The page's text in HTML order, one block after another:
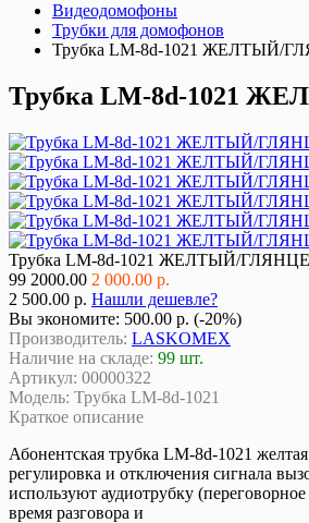
Видеодомофоны
Трубки для домофонов
Трубка LM-8d-1021 ЖЕЛТЫЙ/
Трубка LM-8d-1021
Трубка LM-8d-1021 ЖЕЛТЫЙ/
99 2000.00 2 000.00 р.
2 500.00 р. Нашли дешевле?
Вы экономите: 500.00 р. (-20%)
Производитель: LASKOMEX
Наличие на складе: 99 шт.
Артикул: 00000322
Модель: Трубка LM-8d-1021
Краткое описание
Абонентская трубка LM-8d-1021
регулировка и отключения сигнала
используют аудиотрубку
время разговора и